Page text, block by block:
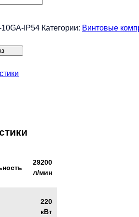
IP54 Категории: Винтовые
29200
л/мин
220
кВт